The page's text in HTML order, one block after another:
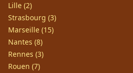
Lille (2)
Strasbourg (3)
Marseille (15)
Nantes (8)
Rennes (3)
Rouen (7)